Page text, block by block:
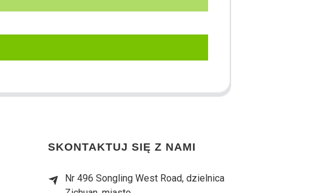
SKONTAKTUJ SIĘ Z NAMI
Nr 496 Songling West Road, dzielnica